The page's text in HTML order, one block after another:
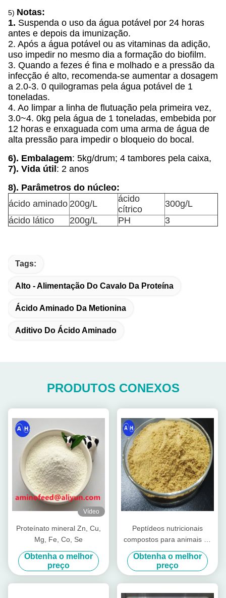
5) Notas:
1. Suspenda o uso da água potável por 24 horas
antes e depois da imunização.
2. Após a água potável ou as vitaminas da adição,
uso impedir no mesmo dia a formação do biofilm.
3. Quando a fezes é fina e molhado e a pressão da
infecção é alto, recomenda-se aumentar a dosagem
a 2.0-3. 0 quilogramas pela água potável de 1
toneladas.
4. Ao limpar a linha de flutuação pela primeira vez,
3.0~4. 0kg pela água de 1 toneladas, embebida por
12 horas e enxaguada com uma arma de água de
alta pressão para impedir o bloqueio do bocal.
6). Embalagem: 5kg/drum; 4 tambores pela caixa,
7). Vida útil : 2 anos
8). Parâmetros do núcleo:
ácido aminado 200g/L
ácido
cítrico
300g/L
ácido lático
200g/L PH 3
Tags:
Alto - Alimentação Do Cavalo Da Proteína
Ácido Aminado Da Metionina
Aditivo Do Ácido Aminado
PRODUTOS CONEXOS
Vídeo
Proteínato mineral Zn, Cu,
Mg, Fe, Co, Se
Obtenha o melhor
preço
Peptídeos nutricionais
compostos para animais de
criação Vacas-porco
Obtenha o melhor
preço